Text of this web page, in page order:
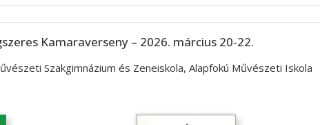
Kamaraverseny – 2026. március 20-22.
Szakgimnázium és Zeneiskola, Alapfokú Művészeti Iskola